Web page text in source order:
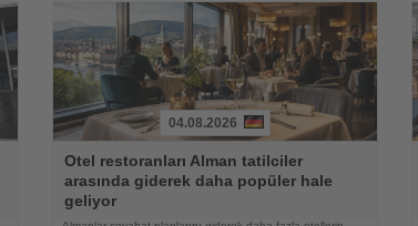
Oku
04.08.2026
Otel restoranları Alman tatilciler
arasında giderek daha popüler hale
geliyor